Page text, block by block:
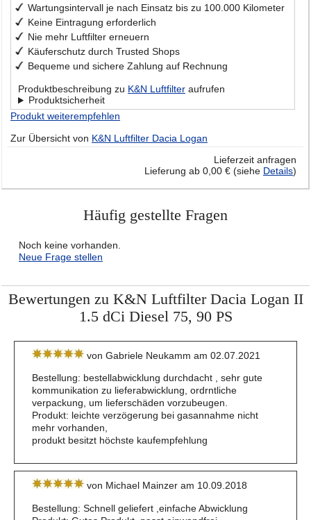
Wartungsintervall je nach Einsatz bis zu 100.000 Kilometer
Keine Eintragung erforderlich
Nie mehr Luftfilter erneuern
Käuferschutz durch Trusted Shops
Bequeme und sichere Zahlung auf Rechnung
Produktbeschreibung zu K&N Luftfilter aufrufen
Produktsicherheit
Produkt weiterempfehlen
Zur Übersicht von K&N Luftfilter Dacia Logan
Lieferzeit anfragen
Lieferung ab 0,00 € (siehe Details)
Häufig gestellte Fragen
Noch keine vorhanden.
Neue Frage stellen
Bewertungen zu K&N Luftfilter Dacia Logan II
1.5 dCi Diesel 75, 90 PS
von Gabriele Neukamm am 02.07.2021
Bestellung: bestellabwicklung durchdacht , sehr gute
kommunikation zu lieferabwicklung, ordrntliche
verpackung, um lieferschäden vorzubeugen.
Produkt: leichte verzögerung bei gasannahme nicht
mehr vorhanden,
produkt besitzt höchste kaufempfehlung
von Michael Mainzer am 10.09.2018
Bestellung: Schnell geliefert ,einfache Abwicklung